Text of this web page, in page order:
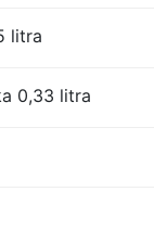
litra
0,33 litra